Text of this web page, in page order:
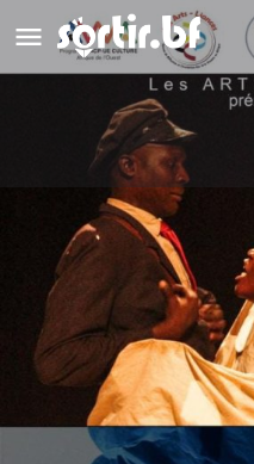
Celle des îles
Détails Avis 0
Laisser un avis
Description